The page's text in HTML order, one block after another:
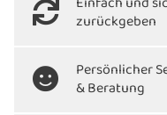
zurückgeben
Persönlicher
& Beratung